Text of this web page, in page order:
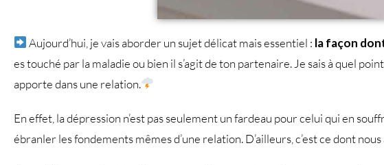
Aujourd’hui, je vais aborder un sujet délicat mais essentiel : la façon
es touché par la maladie ou bien il s’agit de ton partenaire. Je sais à quel
apporte dans une relation.
En effet, la dépression n’est pas seulement un fardeau pour celui qui en
ébranler les fondements mêmes d’une relation. D’ailleurs, c’est ce dont